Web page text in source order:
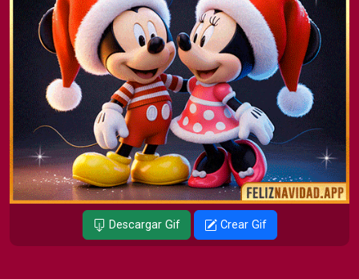
Descargar Gif Crear Gif